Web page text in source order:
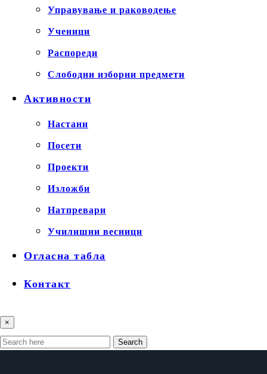
Управување и раководење
Ученици
Распореди
Слободни изборни предмети
Активности
Настани
Посети
Проекти
Изложби
Натпревари
Училишни весници
Огласна табла
Контакт
×
Search